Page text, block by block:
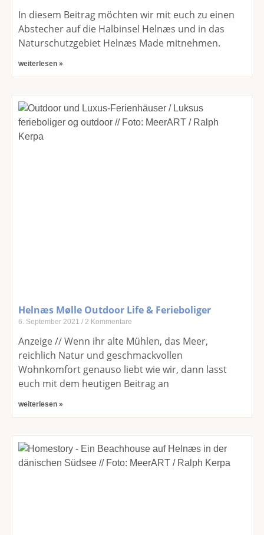
In diesem Beitrag möchten wir mit euch zu einen
Abstecher auf die Halbinsel Helnæs und in das
Naturschutzgebiet Helnæs Made mitnehmen.
weiterlesen »
Helnæs Mølle Outdoor Life & Ferieboliger
6. September 2021 2 Kommentare
Anzeige // Wenn ihr alte Mühlen, das Meer,
reichlich Natur und geschmackvollen
Wohnkomfort genauso liebt wie wir, dann lasst
euch mit dem heutigen Beitrag an
weiterlesen »